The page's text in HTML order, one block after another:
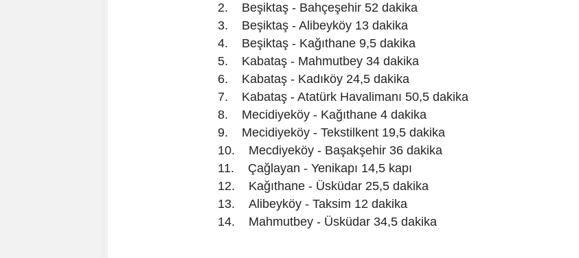
2. Beşiktaş - Bahçeşehir 52 dakika
3. Beşiktaş - Alibeyköy 13 dakika
4. Beşiktaş - Kağıthane 9,5 dakika
5. Kabataş - Mahmutbey 34 dakika
6. Kabataş - Kadıköy 24,5 dakika
7. Kabataş - Atatürk Havalimanı 50,5 dakika
8. Mecidiyeköy - Kağıthane 4 dakika
9. Mecidiyeköy - Tekstilkent 19,5 dakika
10. Mecdiyeköy - Başakşehir 36 dakika
11. Çağlayan - Yenikapı 14,5 kapı
12. Kağıthane - Üsküdar 25,5 dakika
13. Alibeyköy - Taksim 12 dakika
14. Mahmutbey - Üsküdar 34,5 dakika